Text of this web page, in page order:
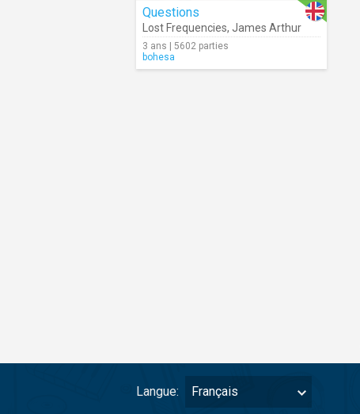
Questions
Lost Frequencies, James Arthur
3 ans | 5602 parties
bohesa
Langue: Français